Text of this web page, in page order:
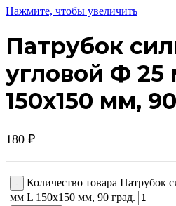
Нажмите, чтобы увеличить
Патрубок
угловой Ф 25
150х150 мм,
180 ₽
Количество товара Патрубок
мм L 150х150 мм, 90 град.